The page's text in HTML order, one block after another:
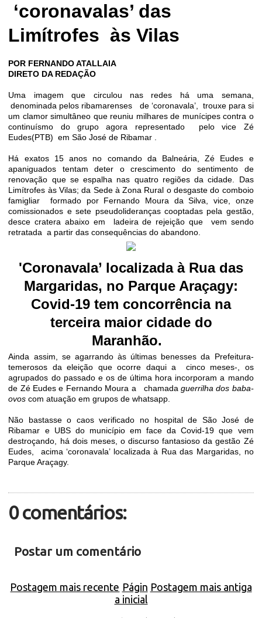
‘coronavalas’ das
Limítrofes às Vilas
POR FERNANDO ATALLAIA
DIRETO DA REDAÇÃO
Uma imagem que circulou nas redes há uma semana,
denominada pelos ribamarenses
de ‘coronavala’,
trouxe para si
um clamor simultâneo que reuniu milhares de munícipes contra o
continuísmo do grupo agora representado
pelo vice Zé
Eudes(PTB) em São José de Ribamar .
Há exatos 15 anos no comando da Balneária, Zé Eudes e
apaniguados tentam deter o crescimento do sentimento de
renovação que se espalha nas quatro regiões da cidade. Das
Limítrofes às Vilas; da Sede à Zona Rural o desgaste do comboio
famigliar
formado por Fernando Moura da Silva, vice, onze
comissionados e sete pseudolideranças cooptadas pela gestão,
desce cratera abaixo em
ladeira de rejeição que
vem sendo
retratada a partir das consequências do abandono.
'Coronavala’ localizada à Rua das
Margaridas, no Parque Araçagy:
Covid-19 tem concorrência na
terceira maior cidade do
Maranhão.
Ainda assim, se agarrando às últimas benesses da Prefeitura-
temerosos da eleição que ocorre daqui a
cinco meses-, os
agrupados do passado e os de última hora incorporam a mando
de Zé Eudes e Fernando Moura a
chamada guerrilha dos baba-
ovos com atuação em grupos dewhatsapp
Não bastasse o caos verificado no hospital de São José de
Ribamar e UBS do município em face da Covid-19 que vem
destroçando, há dois meses, o discurso fantasioso da gestão Zé
Eudes,
acima ‘coronavala’ localizada à Rua das Margaridas, no
Parque Araçagy.
0 comentários:
Postar um comentário
Postagem mais recente Postagem mais antiga
Págin
a inicial